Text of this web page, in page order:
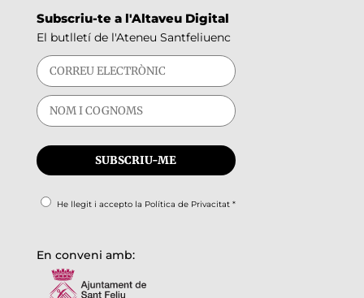
Subscriu-te a l'Altaveu Digital
El butlletí de l'Ateneu Santfeliuenc
He llegit i accepto la Política de Privacitat*
En conveni amb: